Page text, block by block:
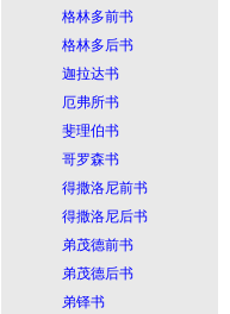
格林多前书
格林多后书
迦拉达书
厄弗所书
斐理伯书
哥罗森书
得撒洛尼前书
得撒洛尼后书
弟茂德前书
弟茂德后书
弟铎书